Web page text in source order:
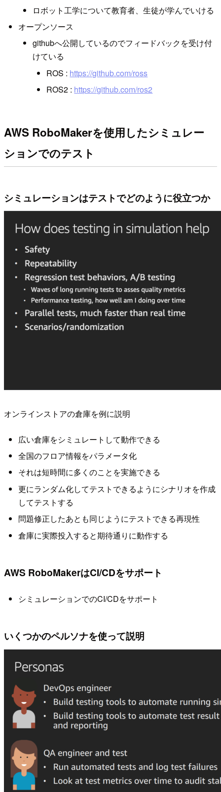
ロボット工学について教育者、生徒が学んでいける
オープンソース
githubへ公開しているのでフィードバックを受け付
けている
ROS : https://github.com/ross
ROS2 : https://github.com/ros2
AWS RoboMakerを使用したシミュレー
ションでのテスト
シミュレーションはテストでどのように役立つか
オンラインストアの倉庫を例に説明
広い倉庫をシミュレートして動作できる
全国のフロア情報をパラメータ化
それは短時間に多くのことを実施できる
更にランダム化してテストできるようにシナリオを作成
してテストする
問題修正したあとも同じようにテストできる再現性
倉庫に実際投入すると期待通りに動作する
AWS RoboMakerはCI/CDをサポート
シミュレーションでのCI/CDをサポート
いくつかのペルソナを使って説明